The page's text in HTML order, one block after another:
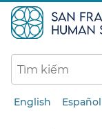
English Español